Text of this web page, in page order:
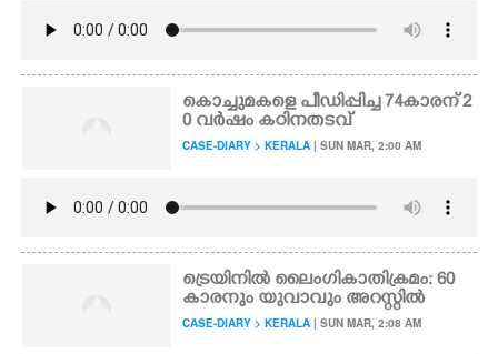
കൊച്ചുമകളെ പീഡിപ്പിച്ച 74കാരന് 2
0 വർഷം കഠിനതടവ്
CASE-DIARY > KERALA | SUN MAR, 2:00 AM
ട്രെയിനിൽ ലൈംഗികാതിക്രമം: 60
കാരനും യുവാവും അറസ്റ്റിൽ
CASE-DIARY > KERALA | SUN MAR, 2:08 AM